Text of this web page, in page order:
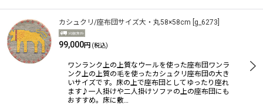
カシュクリ/座布団サイズ大・丸58×58cm g_6273
99,000円 (税込)
ワンランク上の上質なウールを使った座布団ワンラ
ンク上の上質の毛を使ったカシュクリ座布団の大き
いサイズです。床の上で座布団としてゆったり座れ
ます♪一人掛けや二人掛けソファの上の座布団にも
おすすめ。床に敷…